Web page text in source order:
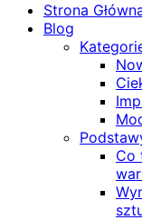
Strona
Blog
Co